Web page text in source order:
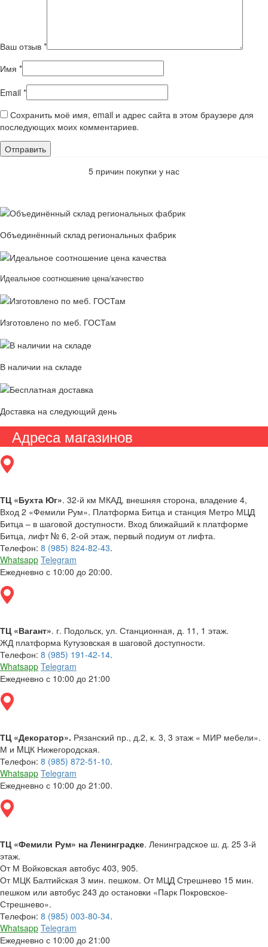
Ваш отзыв *
Имя *
Email *
Сохранить моё имя, email и адрес сайта в этом браузере для
последующих моих комментариев.
5 причин покупки у нас
Объединённый склад региональных фабрик
Идеальное соотношение цена/качество
Изготовлено по меб. ГОСТам
В наличии на складе
Доставка на следующий день
Адреса магазинов
ТЦ «Бухта Юг». 32-й км МКАД, внешняя сторона, владение 4,
Вход 2 «Фемили Рум». Платформа Битца и станция Метро МЦД
Битца – в шаговой доступности. Вход ближайший к платформе
Битца, лифт № 6, 2-ой этаж, первый подиум от лифта.
Телефон: 8 (985) 824-82-43.
Whatsapp Telegram
Ежедневно с 10:00 до 20:00.
ТЦ «Вагант». г. Подольск, ул. Станционная, д. 11, 1 этаж.
ЖД платформа Кутузовская в шаговой доступности.
Телефон: 8 (985) 191-42-14.
Whatsapp Telegram
Ежедневно с 10:00 до 21:00
ТЦ «Декоратор». Рязанский пр., д.2, к. 3, 3 этаж « МИР мебели».
М и MЦК Нижегородская.
Телефон: 8 (985) 872-51-10.
Whatsapp Telegram
Ежедневно с 10:00 до 21:00.
ТЦ «Фемили Рум» на Ленинградке. Ленинградское ш. д. 25 3-й
этаж.
От М Войковская автобус 403, 905.
От МЦК Балтийская 3 мин. пешком. От МЦД Стрешнево 15 мин.
пешком или автобус 243 до остановки «Парк Покровское-
Стрешнево».
Телефон: 8 (985) 003-80-34.
Whatsapp Telegram
Ежедневно с 10:00 до 21:00